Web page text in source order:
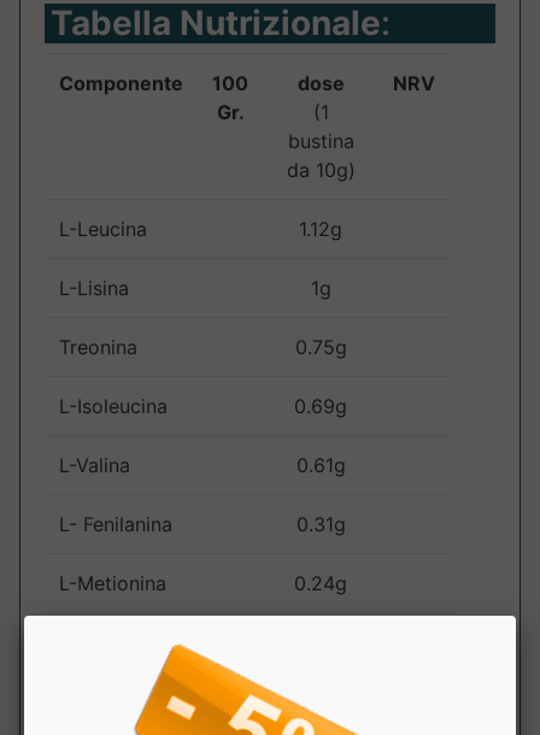
Tabella Nutrizionale:
Componente
100
Gr.
dose
(1
bustina
da 10g)
NRV
L-Leucina 1.12g
L-Lisina 1g
Treonina 0.75g
L-Isoleucina 0.69g
L-Valina 0.61g
L- Fenilanina 0.31g
L-Metionina 0.24g
L-Triptofano 0.18g